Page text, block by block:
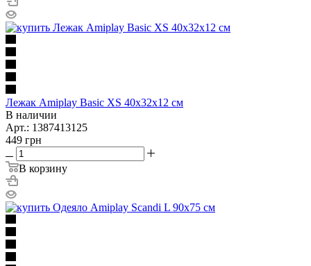
Лежак Amiplay Basic XS 40x32x12 см
В наличии
Арт.: 1387413125
449 грн
В корзину